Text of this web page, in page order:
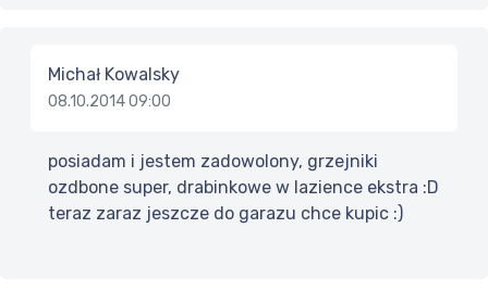
Michał Kowalsky
08.10.2014 09:00
posiadam i jestem zadowolony, grzejniki
ozdbone super, drabinkowe w lazience ekstra :D
teraz zaraz jeszcze do garazu chce kupic :)